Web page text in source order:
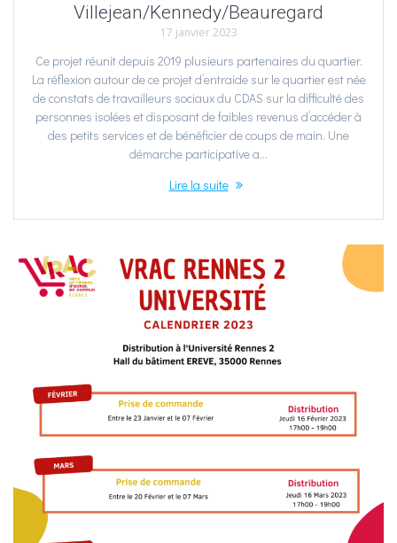
Villejean/Kennedy/Beauregard
17 janvier 2023
Ce projet réunit depuis 2019 plusieurs partenaires du quartier.
La réflexion autour de ce projet d’entraide sur le quartier est née
de constats de travailleurs sociaux du CDAS sur la difficulté des
personnes isolées et disposant de faibles revenus d’accéder à
des petits services et de bénéficier de coups de main. Une
démarche participative a…
Lire la suite